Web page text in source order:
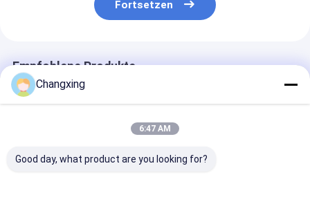
Fortsetzen
Empfohlene Produkte
Changxing
6:47 AM
Good day, what product are you looking for?